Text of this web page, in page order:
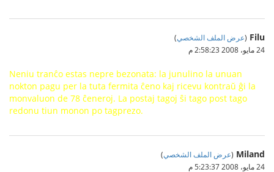
Filu
(عرض الملف الشخصي)
24 مايو، 2008 2:58:23 م
Neniu tranĉo estas nepre bezonata: la junulino la unuan
nokton pagu per la tuta fermita ĉeno kaj ricevu kontraŭ ĝi la
monvaluon de 78 ĉeneroj. La postaj tagoj ŝi tago post tago
redonu tiun monon po tagprezo.
Miland
(عرض الملف الشخصي)
24 مايو، 2008 5:23:37 م